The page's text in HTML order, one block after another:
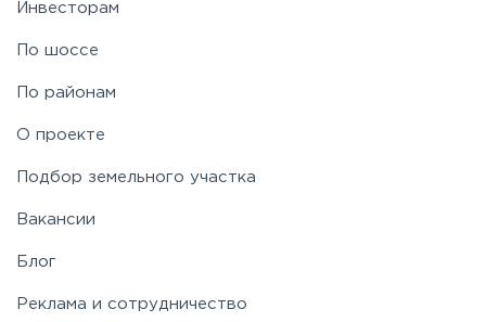
Инвесторам
По шоссе
По районам
О проекте
Подбор земельного участка
Вакансии
Блог
Реклама и сотрудничество